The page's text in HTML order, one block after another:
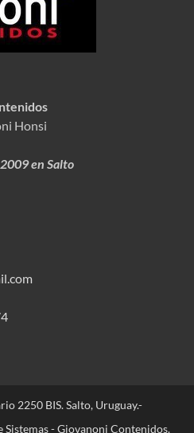
Honsi
en Salto
2250 BIS. Salto, Uruguay.-
- Giovanoni Contenidos.